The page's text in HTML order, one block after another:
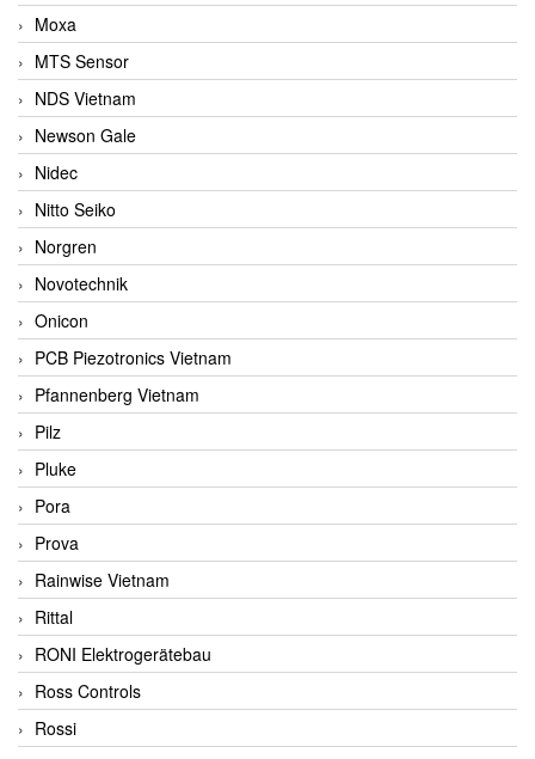
Moxa
MTS Sensor
NDS Vietnam
Newson Gale
Nidec
Nitto Seiko
Norgren
Novotechnik
Onicon
PCB Piezotronics Vietnam
Pfannenberg Vietnam
Pilz
Pluke
Pora
Prova
Rainwise Vietnam
Rittal
RONI Elektrogerätebau
Ross Controls
Rossi